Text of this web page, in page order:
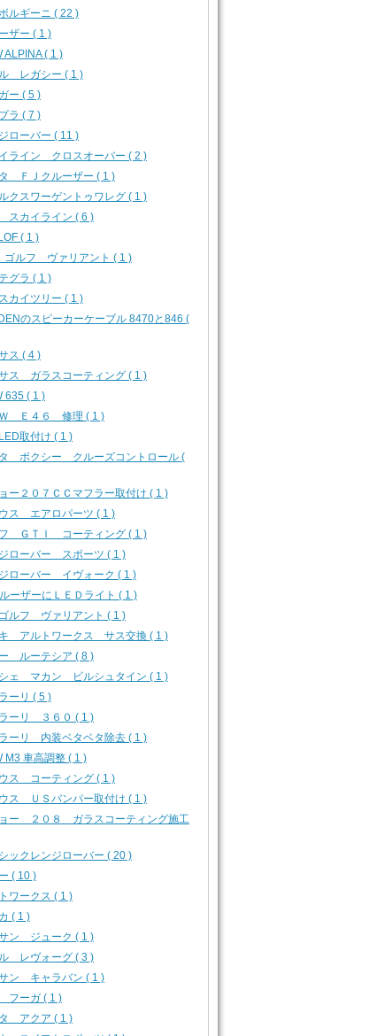
ルギーニ ( 22 )
ザー ( 1 )
ALPINA ( 1 )
レガシー ( 1 )
ー ( 5 )
ラ ( 7 )
ローバー ( 11 )
ライン クロスオーバー ( 2 )
タ ＦＪクルーザー ( 1 )
クスワーゲントゥワレグ ( 1 )
スカイライン ( 6 )
( 1 )
ルフ ヴァリアント ( 1 )
グラ ( 1 )
カイツリー ( 1 )
のスピーカーケーブル 8470と846 (
ス ( 4 )
ス ガラスコーティング ( 1 )
635 ( 1 )
Ｗ Ｅ４６ 修理 ( 1 )
取付け ( 1 )
タ ボクシー クルーズコントロール (
ー２０７ＣＣマフラー取付け ( 1 )
ス エアロパーツ ( 1 )
ＧＴＩ コーティング ( 1 )
ローバー スポーツ ( 1 )
ローバー イヴォーク ( 1 )
ーザーにＬＥＤライト ( 1 )
ルフ ヴァリアント ( 1 )
アルトワークス サス交換 ( 1 )
ルーテシア ( 8 )
ェ マカン ビルシュタイン ( 1 )
ーリ ( 5 )
ーリ ３６０ ( 1 )
ーリ 内装ベタベタ除去 ( 1 )
M3 車高調整 ( 1 )
ス コーティング ( 1 )
ス ＵＳバンパー取付け ( 1 )
ー ２０８ ガラスコーティング施工
ックレンジローバー ( 20 )
( 10 )
ワークス ( 1 )
( 1 )
ン ジューク ( 1 )
レヴォーグ ( 3 )
ン キャラバン ( 1 )
フーガ ( 1 )
タ アクア ( 1 )